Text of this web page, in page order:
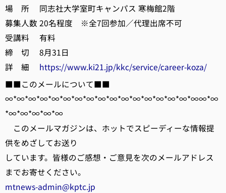
場 所 同志社大学室町キャンパス 寒梅館2階
募集人数 20名程度 ※全7回参加／代理出席不可
受講料 有料
締 切 8月31日
詳 細 https://www.ki21.jp/kkc/service/career-koza/
■■このメールについて■■
∞*∞*∞*∞*∞*∞*∞*∞*∞*∞*∞*∞*∞*∞*∞*∞*∞∞*∞
*∞*∞*∞*∞*∞
このメールマガジンは、ホットでスピーディーな情報提
供をめざしてお送り
しています。皆様のご感想・ご意見を次のメールアドレス
までお寄せください。
mtnews-admin@kptc.jp